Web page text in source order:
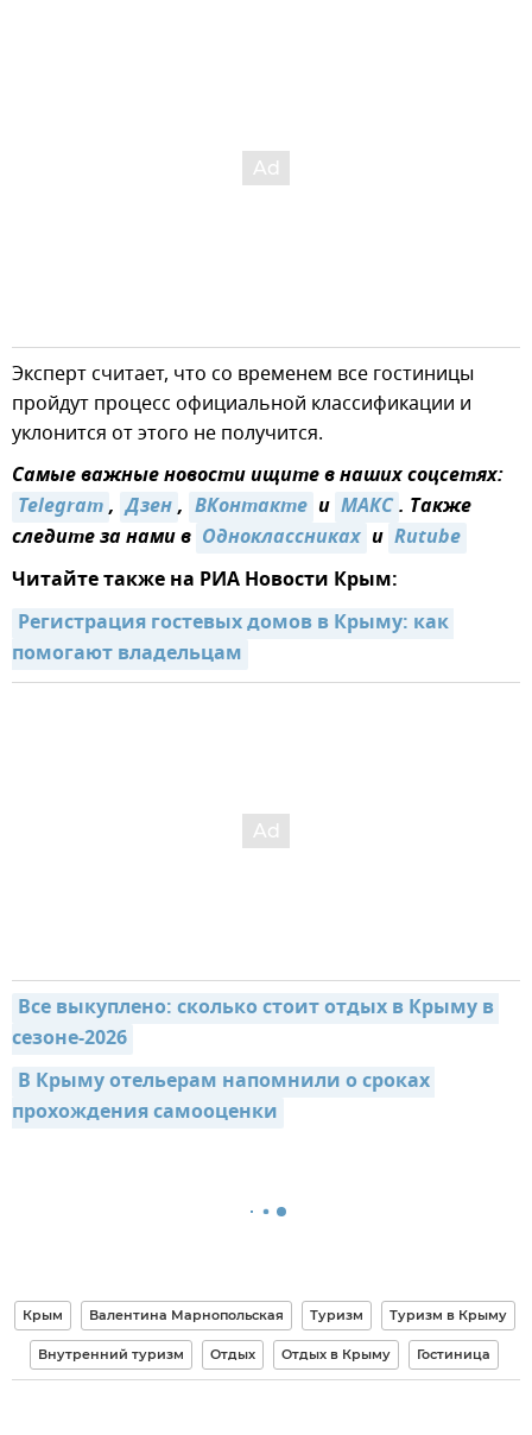
Эксперт считает, что со временем все гостиницы
пройдут процесс официальной классификации и
уклонится от этого не получится.
Самые важные новости ищите в наших соцсетях:
Telegram, Дзен, ВКонтакте и MAКС. Также
следите за нами в Одноклассниках и Rutube
Читайте также на РИА Новости Крым:
Регистрация гостевых домов в Крыму: как
помогают владельцам
Все выкуплено: сколько стоит отдых в Крыму в
сезоне-2026
В Крыму отельерам напомнили о сроках
прохождения самооценки
Крым Валентина Марнопольская Туризм Туризм в Крыму
Внутренний туризм Отдых Отдых в Крыму Гостиница